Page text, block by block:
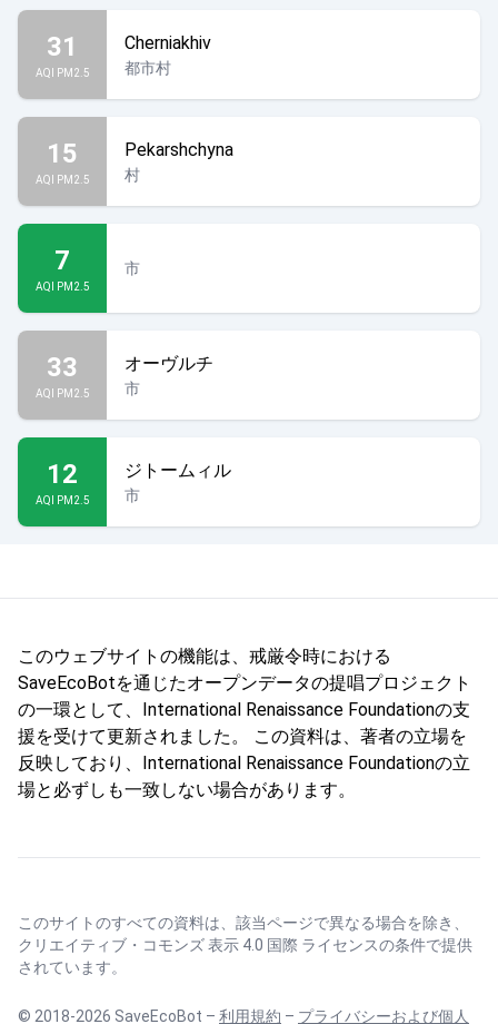
31
AQI PM2.5
Cherniakhiv
都市村
15
AQI PM2.5
Pekarshchyna
村
7
AQI PM2.5
市
33
AQI PM2.5
オーヴルチ
市
12
AQI PM2.5
ジトームィル
市
このウェブサイトの機能は、戒厳令時における
SaveEcoBotを通じたオープンデータの提唱プロジェクト
の一環として、International Renaissance Foundationの支
援を受けて更新されました。 この資料は、著者の立場を
反映しており、International Renaissance Foundationの立
場と必ずしも一致しない場合があります。
このサイトのすべての資料は、該当ページで異なる場合を除き、
クリエイティブ・コモンズ 表示 4.0 国際 ライセンスの条件で提供
されています。
© 2018-2026 SaveEcoBot – 利用規約 – プライバシーおよび個人